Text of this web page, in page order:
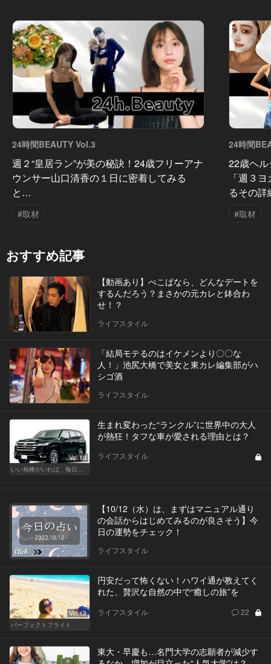
24時間BEAUTY Vol.3
週２“皇居ラン”が美の秘訣！24歳フリーアナ
ウンサー山口清香の１日に密着してみる
と…
#取材
24時間
22歳ヘル
「週３
るその詳
#取材
おすすめ記事
【動画あり】ぺこぱなら、どんなデートを
するんだろう？まさかの元カレと鉢合わ
せ！？
ライフスタイル
「結局モテるのはイケメンより〇〇な
人！」池尻大橋で美女と東カレ編集部がハ
シゴ酒
ライフスタイル
Vol.10
いい相棒がいれば、毎日が楽しい。クルマがあるとできること
生まれ変わった“ランクル”に世界中の大人
が熱狂！タフな車が愛される理由とは？
ライフスタイル
【10/12（水）は、まずはマニュアル通り
の会話からはじめてみるのが良さそう】今
日の運勢をチェック！
ライフスタイル
Vol.13
パーフェクトフライト
円安だって怖くない！ハワイ通が教えてく
れた、贅沢な自然の中で“癒しの旅”を
ライフスタイル 22
東大・早慶も…名門大学の志願者が減少す